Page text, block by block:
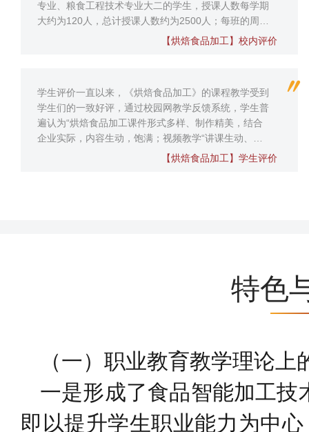
专业、粮食工程技术专业大二的学生，授课人数每学期
大约为120人，总计授课人数约为2500人；每班的周课
时为6学时，每学期96学时，总计授课课时数超3500学
【烘焙食品加工】校内评价
学生评价一直以来，《烘焙食品加工》的课程教学受到
学生们的一致好评，通过校园网教学反馈系统，学生普
遍认为“烘焙食品加工课件形式多样、制作精美，结合
企业实际，内容生动，饱满；视频教学“讲课生动、有
激情，概念讲述清楚，重点突出，深入浅出，有感染
【烘焙食品加工】学生评价
特色
（一）职业教育教学理论
一是形成了食品智能加工技
即以提升学生职业能力为中